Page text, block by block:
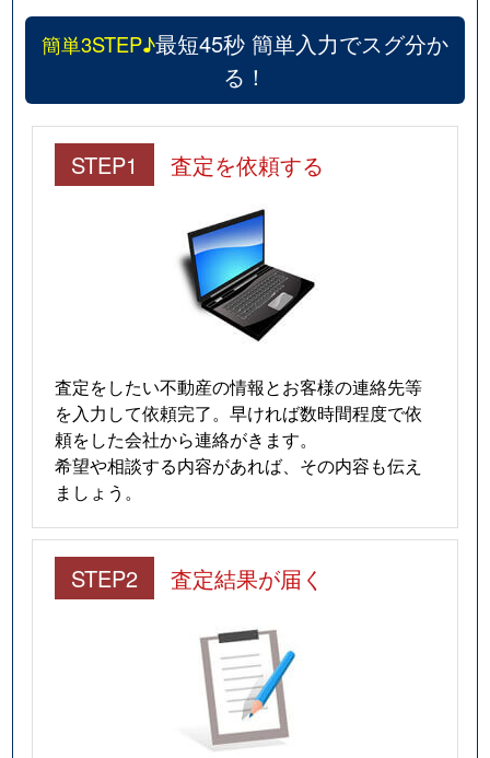
簡単3STEP♪最短45秒 簡単入力でスグ分か
る！
STEP1 査定を依頼する
査定をしたい不動産の情報とお客様の連絡先等
を入力して依頼完了。早ければ数時間程度で依
頼をした会社から連絡がきます。
希望や相談する内容があれば、その内容も伝え
ましょう。
STEP2 査定結果が届く